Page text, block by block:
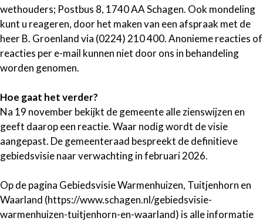
wethouders; Postbus 8, 1740 AA Schagen. Ook mondeling
kunt u reageren, door het maken van een afspraak met de
heer B. Groenland via (0224) 210 400. Anonieme reacties of
reacties per e-mail kunnen niet door ons in behandeling
worden genomen.
Hoe gaat het verder?
Na 19 november bekijkt de gemeente alle zienswijzen en
geeft daarop een reactie. Waar nodig wordt de visie
aangepast. De gemeenteraad bespreekt de definitieve
gebiedsvisie naar verwachting in februari 2026.
Op de pagina Gebiedsvisie Warmenhuizen, Tuitjenhorn en
Waarland (https://www.schagen.nl/gebiedsvisie-
warmenhuizen-tuitjenhorn-en-waarland) is alle informatie